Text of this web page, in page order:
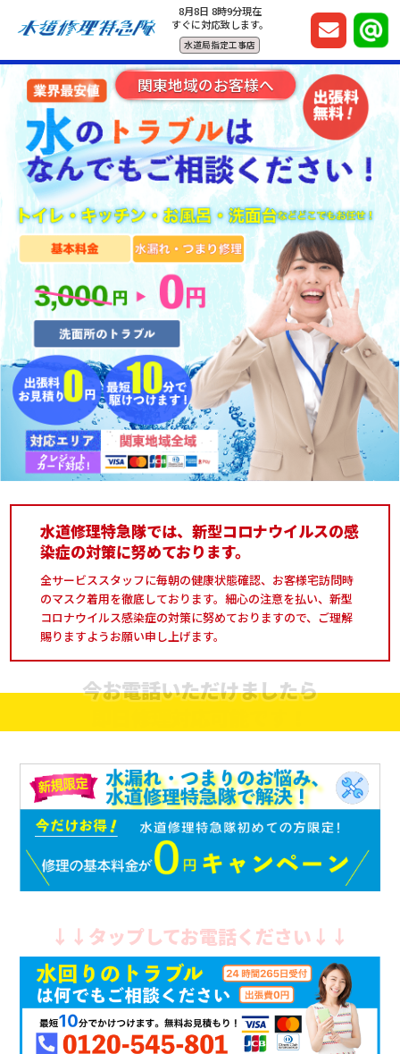
8月8日 8時9分現在
すぐに対応致します。
水道局指定工事店
関東地域のお客様へ
水道修理特急隊では、新型コロナウイルスの感
染症の対策に努めております。
全サービススタッフに毎朝の健康状態確認、お客様宅訪問時
のマスク着用を徹底しております。細心の注意を払い、新型
コロナウイルス感染症の対策に努めておりますので、ご理解
賜りますようお願い申し上げます。
今お電話いただけましたら
↓↓タップしてお電話ください↓↓